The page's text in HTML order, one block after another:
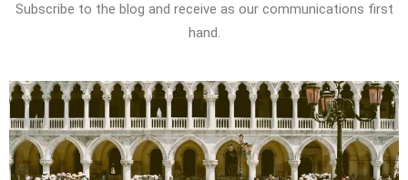
Subscribe to the blog and receive as our communications first
hand.